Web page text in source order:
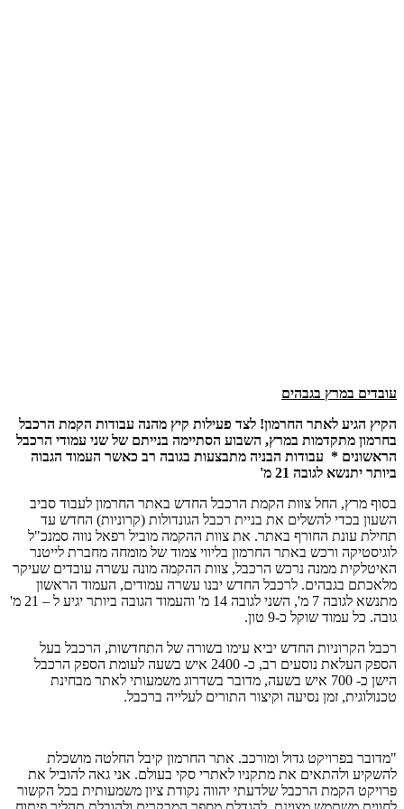
עובדים במרץ בגבהים
הקיץ הגיע לאתר החרמון! לצד פעילות קיץ מהנה עבודות הקמת הרכבל
בחרמון מתקדמות במרץ, השבוע הסתיימה בנייתם של שני עמודי הרכבל
הראשונים * עבודות הבניה מתבצעות בגובה רב כאשר העמוד הגבוה
ביותר יתנשא לגובה 21 מ'
בסוף מרץ, החל צוות הקמת הרכבל החדש באתר החרמון לעבוד סביב
השעון בכדי להשלים את בניית רכבל הגונדולות (קרוניות) החדש עד
תחילת עונת החורף באתר. את צוות ההקמה מוביל רפאל נווה סמנכ"ל
לוגיסטיקה ורכש באתר החרמון בליווי צמוד של מומחה מחברת לייטנר
האיטלקית ממנה נרכש הרכבל, צוות ההקמה מונה עשרה עובדים שעיקר
מלאכתם בגבהים. לרכבל החדש יבנו עשרה עמודים, העמוד הראשון
מתנשא לגובה 7 מ', השני לגובה 14 מ' והעמוד הגובה ביותר יגיע ל – 21 מ'
גובה. כל עמוד שוקל כ-9 טון.
רכבל הקרוניות החדש יביא עימו בשורה של התחדשות, הרכבל בעל
הספק העלאת נוסעים רב, כ- 2400 איש בשעה לעומת הספק הרכבל
הישן כ- 700 איש בשעה, מדובר בשדרוג משמעותי לאתר מבחינת
טכנולוגית, זמן נסיעה וקיצור התורים לעלייה ברכבל.
"מדובר בפרויקט גדול ומורכב. אתר החרמון קיבל החלטה מושכלת
להשקיע ולהתאים את מתקניו לאתרי סקי בעולם. אני גאה להוביל את
פרויקט הקמת הרכבל שלדעתי יהווה נקודת ציון משמעותית בכל הקשור